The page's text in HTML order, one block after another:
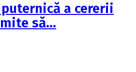
a cererii
să…